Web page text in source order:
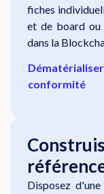
fiches
et de board ou
dans la
conformité
Disposez